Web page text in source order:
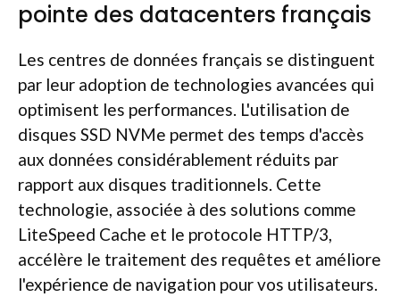
pointe des datacenters français
Les centres de données français se distinguent
par leur adoption de technologies avancées qui
optimisent les performances. L'utilisation de
disques SSD NVMe permet des temps d'accès
aux données considérablement réduits par
rapport aux disques traditionnels. Cette
technologie, associée à des solutions comme
LiteSpeed Cache et le protocole HTTP/3,
accélère le traitement des requêtes et améliore
l'expérience de navigation pour vos utilisateurs.